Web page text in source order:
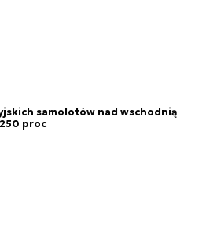
samolotów nad wschodnią
proc